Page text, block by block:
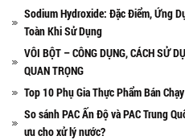
Sodium Hydroxide: Đặc Điểm, Ứng
Toàn Khi Sử Dụng
VÔI BỘT – CÔNG DỤNG, CÁCH SỬ
QUAN TRỌNG
Top 10 Phụ Gia Thực Phẩm Bán
So sánh PAC Ấn Độ và PAC Trung
ưu cho xử lý nước?